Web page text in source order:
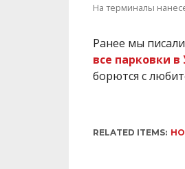
На терминалы
Ранее мы
все парковки
борются с
RELATED ITEMS: